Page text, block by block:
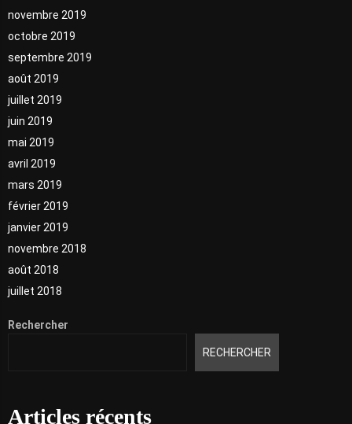
novembre 2019
octobre 2019
septembre 2019
août 2019
juillet 2019
juin 2019
mai 2019
avril 2019
mars 2019
février 2019
janvier 2019
novembre 2018
août 2018
juillet 2018
Rechercher
RECHERCHER
Articles récents